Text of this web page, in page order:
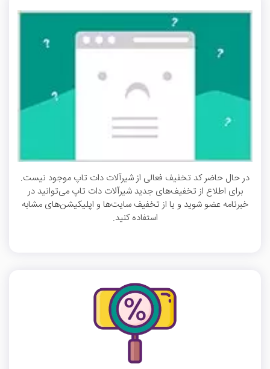
در حال حاضر کد تخفیف فعالی از شیرآلات دات تاپ موجود نیست.
برای اطلاع از تخفیف‌های جدید شیرآلات دات تاپ می‌توانید در
خبرنامه عضو شوید و یا از تخفیف سایت‌ها و اپلیکیشن‌های مشابه
استفاده کنید.